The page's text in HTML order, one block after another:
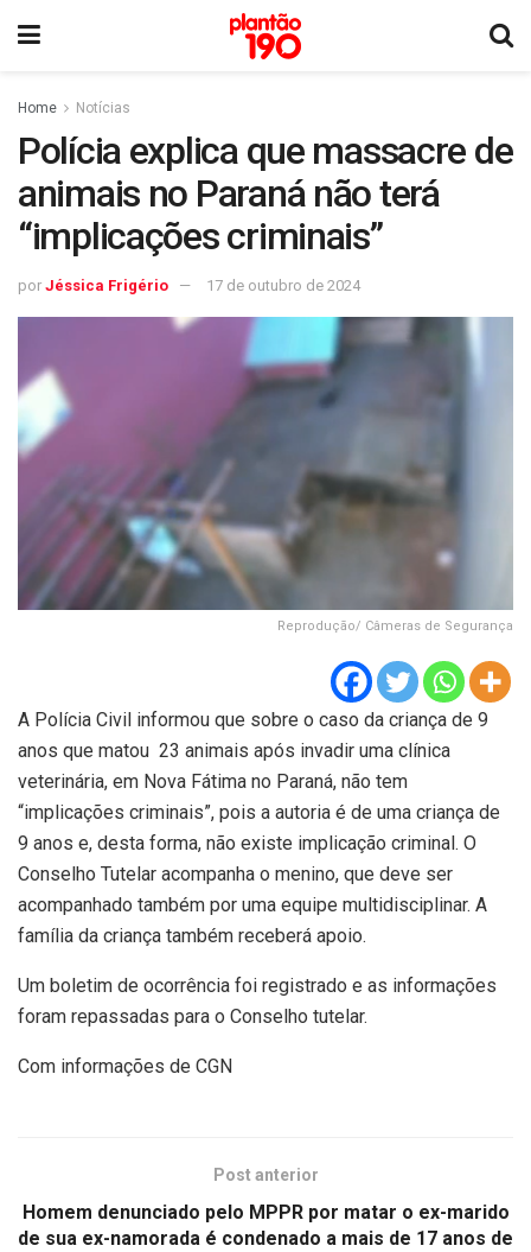
Home Notícias
Polícia explica que massacre de
animais no Paraná não terá
“implicações criminais”
por Jéssica Frigério 17 de outubro de 2024
Reprodução/ Câmeras de Segurança
A Polícia Civil informou que sobre o caso da criança de 9
anos que matou 23 animais após invadir uma clínica
veterinária, em Nova Fátima no Paraná, não tem
“implicações criminais”, pois a autoria é de uma criança de
9 anos e, desta forma, não existe implicação criminal. O
Conselho Tutelar acompanha o menino, que deve ser
acompanhado também por uma equipe multidisciplinar. A
família da criança também receberá apoio.
Um boletim de ocorrência foi registrado e as informações
foram repassadas para o Conselho tutelar.
Com informações de CGN
Post anterior
Homem denunciado pelo MPPR por matar o ex-marido
de sua ex-namorada é condenado a mais de 17 anos de